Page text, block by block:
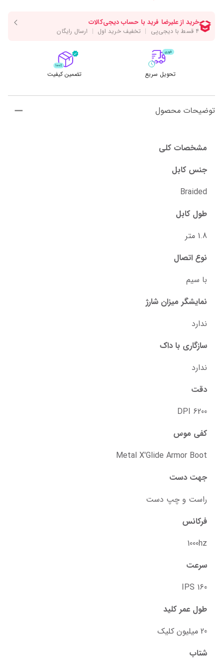
تحویل سریع تضمین کیفیت
توضیحات محصول
مشخصات کلی
جنس کابل
Braided
طول کابل
1.8 متر
نوع اتصال
با سیم
نمایشگر میزان شارژ
ندارد
سازگاری با داک
ندارد
دقت
6200 DPI
کفی موس
Metal X'Glide Armor Boot
جهت دست
راست و چپ دست
فرکانس
1000hz
سرعت
160 IPS
طول عمر کلید
20 میلیون کلیک
شتاب